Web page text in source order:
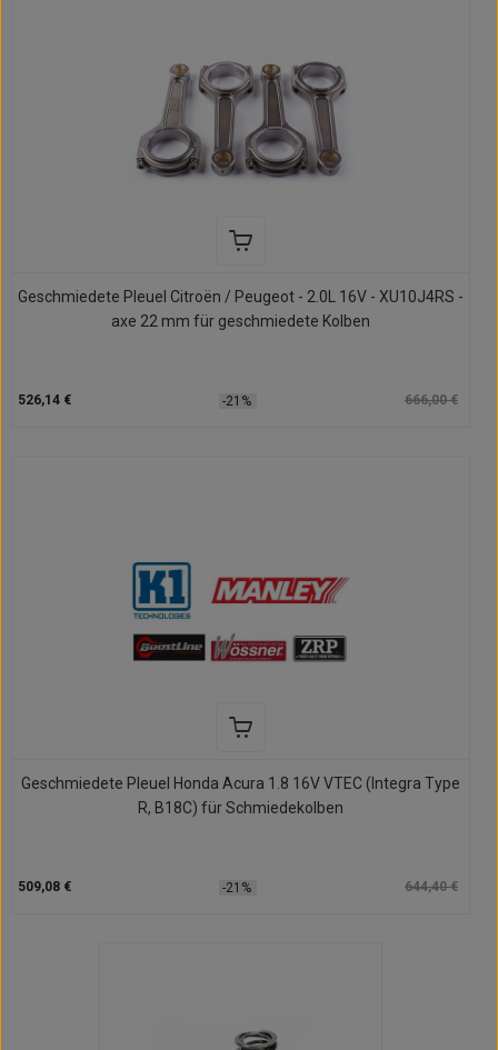
Geschmiedete Pleuel Citroën / Peugeot - 2.0L 16V - XU10J4RS -
axe 22 mm für geschmiedete Kolben
526,14 € -21% 666,00 €
Geschmiedete Pleuel Honda Acura 1.8 16V VTEC (Integra Type
R, B18C) für Schmiedekolben
509,08 € -21% 644,40 €